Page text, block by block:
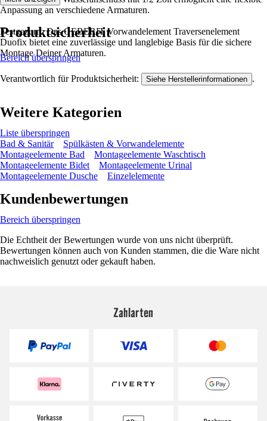
Anpassung an verschiedene Armaturen.
Festgezurrt: Das GEBERIT Vorwandelement Traversenelement
Duofix bietet eine zuverlässige und langlebige Basis für die sichere
Montage Deiner Armaturen.
Produktsicherheit
Bereich überspringen
Verantwortlich für Produktsicherheit: Siehe Herstellerinformationen .
Weitere Kategorien
Liste überspringen
Bad & Sanitär
Spülkästen & Vorwandelemente
Montageelemente Bad
Montageelemente Waschtisch
Montageelemente Bidet
Montageelemente Urinal
Montageelemente Dusche
Einzelelemente
Kundenbewertungen
Bereich überspringen
Die Echtheit der Bewertungen wurde von uns nicht überprüft.
Bewertungen können auch von Kunden stammen, die die Ware nicht
nachweislich genutzt oder gekauft haben.
Zahlarten